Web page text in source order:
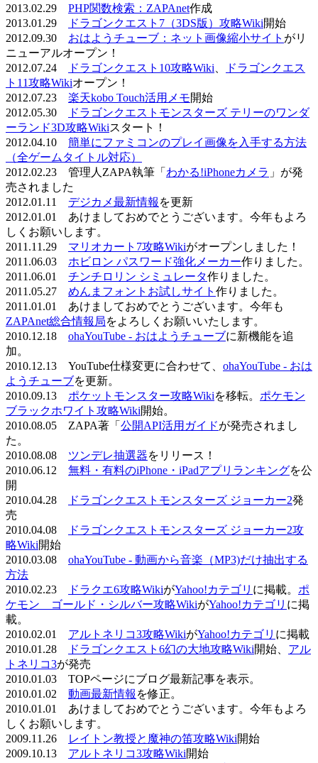
2013.02.29 PHP関数検索：ZAPAnet作成
2013.01.29
ドラゴンクエスト7（3DS版）攻略Wiki開始
2012.09.30 おはようチューブ：ネット画像縮小サイト がリ
ニューアルオープン！
2012.07.24
ドラゴンクエスト10攻略Wiki
ドラゴンクエス
ト11攻略Wikiオープン！
2012.07.23 楽天kobo Touch活用メモ開始
2012.05.30
ドラゴンクエストモンスターズ テリーのワンダ
ーランド3D攻略Wikiスタート！
2012.04.10 簡単にファミコンのプレイ画像を入手する方法
（全ゲームタイトル対応）
2012.02.23 管理人ZAPA執筆「 わかる!iPhoneカメラ 」が発
売されました
2012.01.11 デジカメ最新情報 を更新
2012.01.01 あけましておめでとうございます。今年もよろ
しくお願いします。
2011.11.29 マリオカート7攻略Wikiがオープンしました！
2011.06.03 ホビロン パスワード強化メーカー作りました。
2011.06.01 チンチロリン シミュレータ作りました。
2011.05.27 めんまフォントお試しサイト 作りました。
2011.01.01 あけましておめでとうございます。今年も
ZAPAnet総合情報局をよろしくお願いいたします。
2010.12.18 ohaYouTube - おはようチューブに新機能を追
加。
2010.12.13 YouTube仕様変更に合わせて、 ohaYouTube - おは
ようチューブを更新。
2010.09.13 ポケットモンスター攻略Wikiを移転。 ポケモン
ブラックホワイト攻略Wiki開始。
2010.08.05 ZAPA著「 公開API活用ガイドが発売されまし
た。
2010.08.08 ツンデレ抽選器をリリース！
2010.06.12 無料・有料のiPhone・iPadアプリランキングを公
開
2010.04.28
ドラゴンクエストモンスターズ ジョーカー2発
売
2010.04.08
ドラゴンクエストモンスターズ ジョーカー2攻
略Wiki開始
2010.03.08 ohaYouTube - 動画から音楽（MP3)だけ抽出する
方法
2010.02.23
ドラクエ6攻略WikiがYahoo!カテゴリ に掲載。 ポ
ケモン ゴールド・シルバー攻略WikiがYahoo!カテゴリ に掲
載。
2010.02.01 アルトネリコ3攻略WikiがYahoo!カテゴリ に掲載
2010.01.28
ドラゴンクエスト6幻の大地攻略Wiki開始、 アル
トネリコ3が発売
2010.01.03 TOPページにブログ最新記事を表示。
2010.01.02 動画最新情報 を修正。
2010.01.01 あけましておめでとうございます。今年もよろ
しくお願いします。
2009.11.26
レイトン教授と魔神の笛攻略Wiki開始
2009.10.13 アルトネリコ3攻略Wiki開始